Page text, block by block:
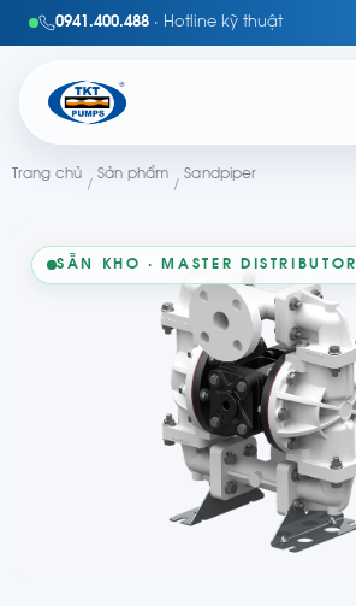
0941.400.488 · Hotline kỹ thuật
Trang chủ
/
Sản phẩm
/
Sandpiper
SẴN KHO · MASTER DISTRIBUTOR